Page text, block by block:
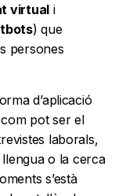
virtual i
) que
persones
d’aplicació
pot ser el
laborals,
llengua o la cerca
s’està